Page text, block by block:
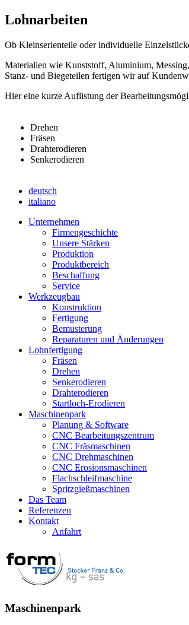
Lohnarbeiten
Ob Kleinserienteile oder individuelle
Materialien wie Kunststoff, Aluminium,
Stanz- und Biegeteilen fertigen wir auf
Hier eine kurze Auflistung der
Drehen
Fräsen
Drahterodieren
Senkerodieren
deutsch
italiano
Unternehmen
Firmengeschichte
Unsere Stärken
Produktion
Produktbereich
Beschaffung
Service
Werkzeugbau
Konstruktion
Fertigung
Bemusterung
Reparaturen und Änderungen
Lohnfertigung
Fräsen
Drehen
Senkerodieren
Drahterodieren
Startloch-Erodieren
Maschinenpark
Planung & Software
CNC Bearbeitungszentrum
CNC Fräsmaschinen
CNC Drehmaschinen
CNC Erosionsmaschinen
Flachschleifmaschine
Spritzgießmaschinen
Das Team
Referenzen
Kontakt
Anfahrt
Maschinenpark